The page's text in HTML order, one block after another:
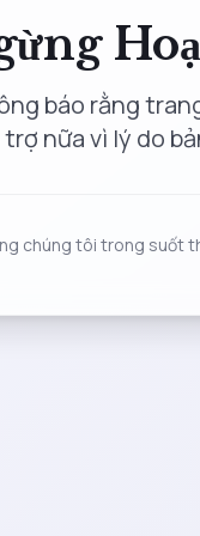
báo rằng
nữa vì lý do
chúng tôi trong suốt